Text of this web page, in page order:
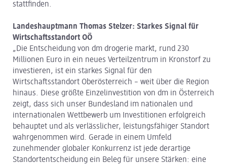
stattfinden.
Landeshauptmann Thomas Stelzer: Starkes Signal für
Wirtschaftsstandort OÖ
„Die Entscheidung von dm drogerie markt, rund 230
Millionen Euro in ein neues Verteilzentrum in Kronstorf zu
investieren, ist ein starkes Signal für den
Wirtschaftsstandort Oberösterreich – weit über die Region
hinaus. Diese größte Einzelinvestition von dm in Österreich
zeigt, dass sich unser Bundesland im nationalen und
internationalen Wettbewerb um Investitionen erfolgreich
behauptet und als verlässlicher, leistungsfähiger Standort
wahrgenommen wird. Gerade in einem Umfeld
zunehmender globaler Konkurrenz ist jede derartige
Standortentscheidung ein Beleg für unsere Stärken: eine